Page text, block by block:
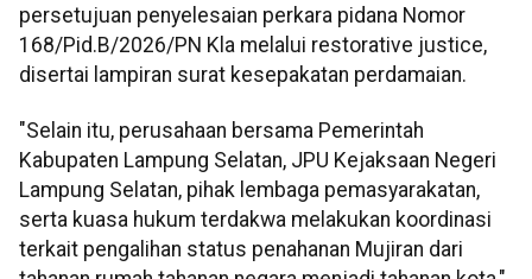
persetujuan penyelesaian perkara pidana Nomor
168/Pid.B/2026/PN Kla melalui restorative justice,
disertai lampiran surat kesepakatan perdamaian.
"Selain itu, perusahaan bersama Pemerintah
Kabupaten Lampung Selatan, JPU Kejaksaan Negeri
Lampung Selatan, pihak lembaga pemasyarakatan,
serta kuasa hukum terdakwa melakukan koordinasi
terkait pengalihan status penahanan Mujiran dari